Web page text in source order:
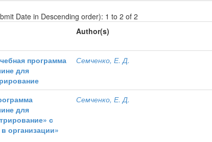
Date in Descending order): 1 to 2 of 2
Author(s)
программа
для
Семченко, Е. Д.
для
с
организации»
Семченко, Е. Д.